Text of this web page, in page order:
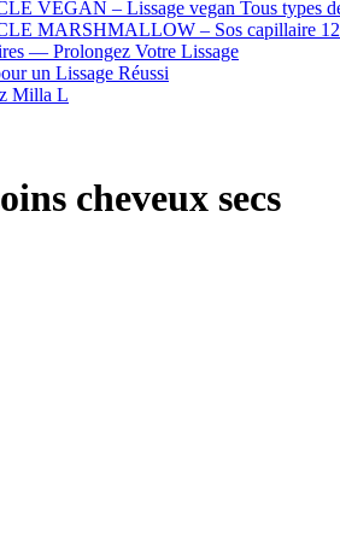
VEGAN – Lissage vegan Tous types
MARSHMALLOW – Sos capillaire
— Prolongez Votre Lissage
un Lissage Réussi
Milla L
cheveux secs